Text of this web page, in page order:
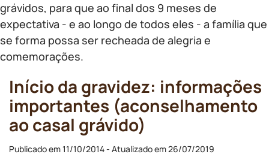
Início da gravidez: informações
importantes (aconselhamento
ao casal grávido)
grávidos, para que ao final dos 9 meses de
expectativa - e ao longo de todos eles - a família que
se forma possa ser recheada de alegria e
comemorações.
Publicado em 11/10/2014 - Atualizado em 26/07/2019